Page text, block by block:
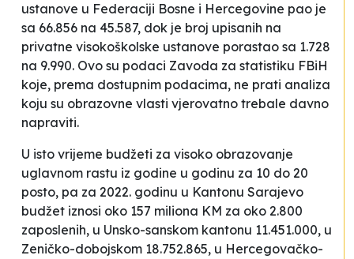
ustanove u Federaciji Bosne i Hercegovine pao je
sa 66.856 na 45.587, dok je broj upisanih na
privatne visokoškolske ustanove porastao sa 1.728
na 9.990. Ovo su podaci Zavoda za statistiku FBiH
koje, prema dostupnim podacima, ne prati analiza
koju su obrazovne vlasti vjerovatno trebale davno
napraviti.
U isto vrijeme budžeti za visoko obrazovanje
uglavnom rastu iz godine u godinu za 10 do 20
posto, pa za 2022. godinu u Kantonu Sarajevo
budžet iznosi oko 157 miliona KM za oko 2.800
zaposlenih, u Unsko-sanskom kantonu 11.451.000, u
Zeničko-dobojskom 18.752.865, u Hercegovačko-